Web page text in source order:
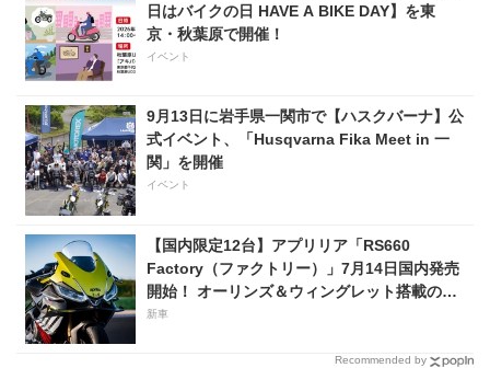
日はバイクの日 HAVE A BIKE DAY】を東
京・秋葉原で開催！
イベント
9月13日に岩手県一関市で【ハスクバーナ】公
式イベント、「Husqvarna Fika Meet in 一
関」を開催
イベント
【国内限定12台】アプリリア「RS660
Factory（ファクトリー）」7月14日国内発売
開始！ オーリンズ＆ウィングレット搭載の上
級仕様は価格198万円！
新車
Recommended by